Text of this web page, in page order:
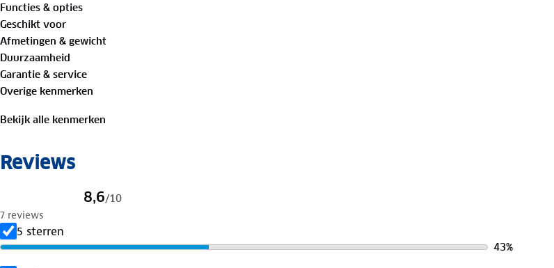
Ontdekhierstap voor stap hoe je de beste wandelschoenen kiest voor jouw avontuur.
Verleng de levensduur van je schoenen met goed
vervanging toe? Lever ze in bij onze winkels.
Functies & opties
Geschikt voor
Afmetingen & gewicht
Duurzaamheid
Garantie & service
Overige kenmerken
Bekijk alle kenmerken
Reviews
8,6/10
7 reviews
5 sterren
43%